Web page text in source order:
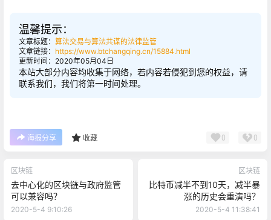
温馨提示：
文章标题： 算法交易与算法共谋的法律监管
文章链接： https://www.btchangqing.cn/15884.html
更新时间：2020年05月04日
本站大部分内容均收集于网络，若内容若侵犯到您的权益，请
联系我们，我们将第一时间处理。
海报分享 收藏 0 0
区块链
去中心化的区块链与政府监管
可以兼容吗？
2020-5-4 9:10:26
区块链
比特币减半不到10天，减半暴
涨的历史会重演吗？
2020-5-4 11:38:41